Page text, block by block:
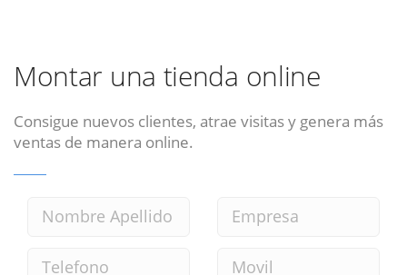
Montar una tienda online
Consigue nuevos clientes, atrae visitas y genera más
ventas de manera online.